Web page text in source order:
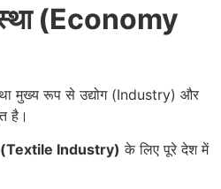
(Economy
मुख्य रूप से उद्योग (Industry) और
है।
(Textile Industry) के लिए पूरे देश में